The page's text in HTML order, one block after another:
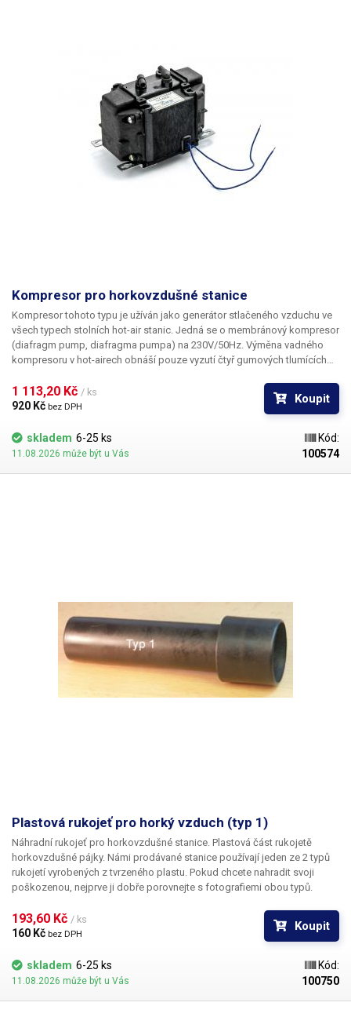
Kompresor pro horkovzdušné stanice
Kompresor tohoto typu je užíván jako generátor stlačeného vzduchu ve
všech typech stolních hot-air stanic. Jedná se o membránový kompresor
(diafragm pump, diafragma pumpa) na 230V/50Hz. Výměna vadného
kompresoru v hot-airech obnáší pouze vyzutí čtyř gumových tlumících
součástí dodávky. Vyhoví ve všech typech kompresorových hot-airů.
1 113,20 Kč / ks
920 Kč bez DPH
Koupit
skladem 6-25 ks
11.08.2026 může být u Vás
Kód:
100574
Plastová rukojeť pro horký vzduch (typ 1)
Náhradní rukojeť pro horkovzdušné stanice. Plastová část rukojetě
horkovzdušné pájky. Námi prodávané stanice používají jeden ze 2 typů
rukojetí vyrobených z tvrzeného plastu. Pokud chcete nahradit svoji
poškozenou, nejprve ji dobře porovnejte s fotografiemi obou typů.
193,60 Kč / ks
160 Kč bez DPH
Koupit
skladem 6-25 ks
11.08.2026 může být u Vás
Kód:
100750